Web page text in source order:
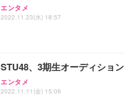
エンタメ
2022.11.23(水) 18:57
STU48、3期生オーディショ
エンタメ
2022.11.11(金) 15:06